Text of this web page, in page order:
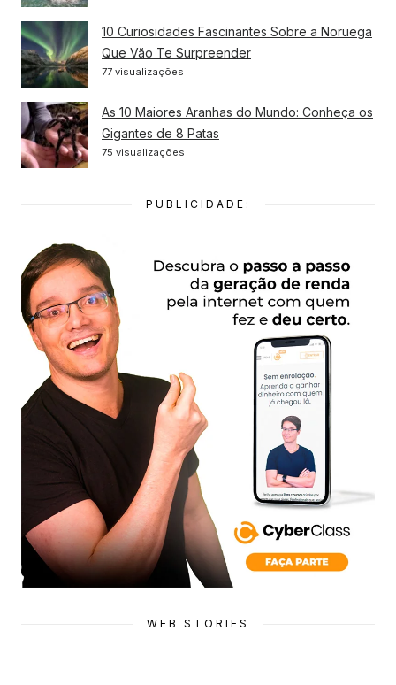
10 Curiosidades Fascinantes Sobre a Noruega
Que Vão Te Surpreender
77 visualizações
As 10 Maiores Aranhas do Mundo: Conheça os
Gigantes de 8 Patas
75 visualizações
PUBLICIDADE:
WEB STORIES